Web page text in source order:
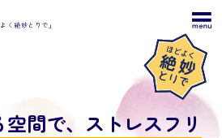
く絶妙とりで」
間で、 ストレスフリ